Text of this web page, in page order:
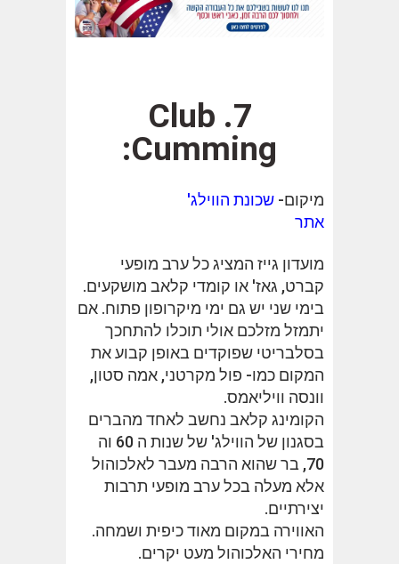
7. Club
Cumming:
מיקום- שכונת הווילג'
אתר
מועדון גייז המציג כל ערב מופעי
קברט, גאז' או קומדי קלאב מושקעים.
בימי שני יש גם ימי מיקרופון פתוח. אם
יתמזל מזלכם אולי תוכלו להתחכך
בסלבריטי שפוקדים באופן קבוע את
המקום כמו- פול מקרטני, אמה סטון,
וונסה וויליאמס.
הקומינג קלאב נחשב לאחד מהברים
בסגנון של הווילג' של שנות ה 60 וה
70, בר שהוא הרבה מעבר לאלכוהול
אלא מעלה בכל ערב מופעי תרבות
יצירתיים.
האווירה במקום מאוד כיפית ושמחה.
מחירי האלכוהול מעט יקרים.